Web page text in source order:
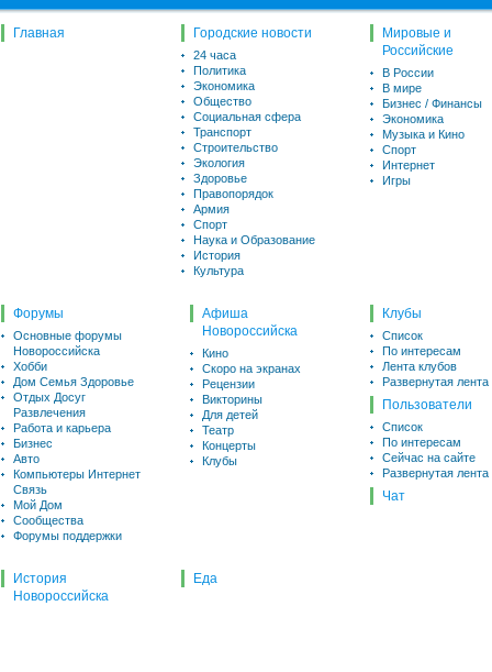
Главная Городские новости
24 часа
Политика
Экономика
Общество
Социальная сфера
Транспорт
Строительство
Экология
Здоровье
Правопорядок
Армия
Спорт
Наука и Образование
История
Культура
Мировые и
Российские
В России
В мире
Бизнес / Финансы
Экономика
Музыка и Кино
Спорт
Интернет
Игры
Форумы
Основные форумы
Новороссийска
Хобби
Дом Семья Здоровье
Отдых Досуг
Развлечения
Работа и карьера
Бизнес
Авто
Компьютеры Интернет
Связь
Мой Дом
Сообщества
Форумы поддержки
Афиша
Новороссийска
Кино
Скоро на экранах
Рецензии
Викторины
Для детей
Театр
Концерты
Клубы
Клубы
Список
По интересам
Лента клубов
Развернутая лента
Пользователи
Список
По интересам
Сейчас на сайте
Развернутая лента
Чат
История
Новороссийска
Еда